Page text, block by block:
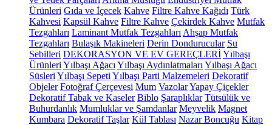
Ürünleri Gıda ve İçecek Kahve Filtre Kahve Kağıdı Türk
Kahvesi Kapsül Kahve Filtre Kahve Çekirdek Kahve Mutfak
Tezgahları Laminant Mutfak Tezgahları Ahşap Mutfak
Tezgahları Bulaşık Makineleri Derin Dondurucular Su
Sebilleri DEKORASYON VE EV GEREÇLERİYılbaşı
Ürünleri Yılbaşı Ağacı Yılbaşı Aydınlatmaları Yılbaşı Ağacı
Süsleri Yılbaşı Sepeti Yılbaşı Parti Malzemeleri Dekoratif
Objeler Fotoğraf Çerçevesi Mum VazolarYapay Çiçekler
Dekoratif Tabak ve Kaseler Biblo Şaraplıklar Tütsülük ve
Buhurdanlık Mumluklar ve Şamdanlar Meyvelik Magnet
Kumbara Dekoratif Taşlar Kül Tablası Nazar Boncuğu Kitap